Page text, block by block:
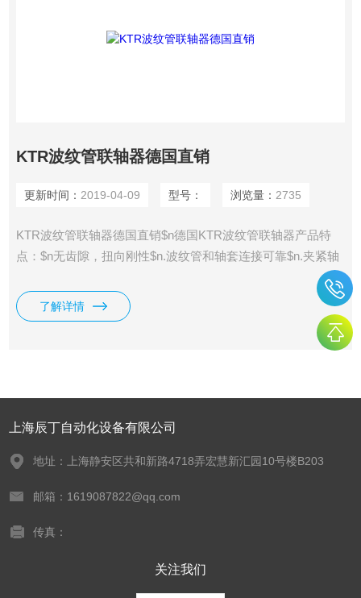
KTR波纹管联轴器德国直销
更新时间： 2019-04-09 型号： 浏览量： 2735
KTR波纹管联轴器德国直销$n德国KTR波纹管联轴器产品特
点：$n无齿隙，扭向刚性$n.波纹管和轴套连接可靠$n.夹紧轴
套通过摩擦传递力矩$n.免维护$n.可耐高温（Z高达200℃）$n.
不锈钢波纹管和铝轴套均可防腐防锈$n.孔径Ф6以上键槽宽公
差按照标准DIN6885/1为JS9
了解详情
上海辰丁自动化设备有限公司
地址：上海静安区共和新路4718弄宏慧新汇园10号楼B203
邮箱：1619087822@qq.com
传真：
关注我们